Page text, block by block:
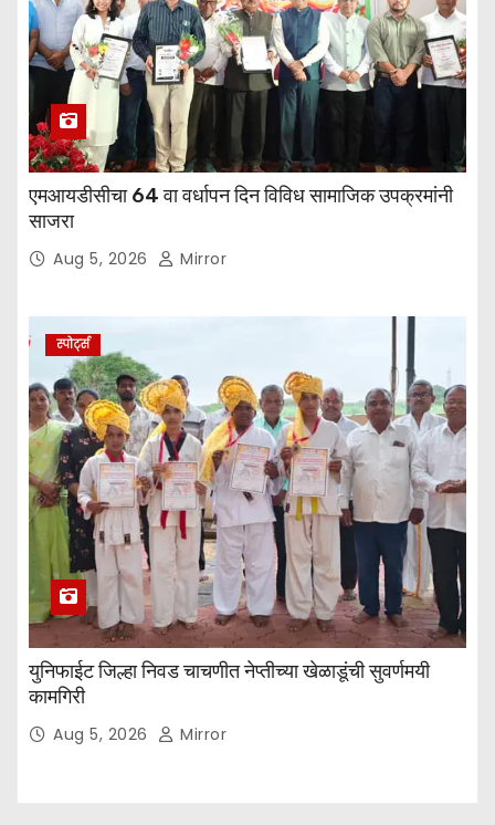
एमआयडीसीचा 64 वा वर्धापन दिन विविध सामाजिक उपक्रमांनी
साजरा
Aug 5, 2026 Mirror
स्पोर्ट्स
युनिफाईट जिल्हा निवड चाचणीत नेप्तीच्या खेळाडूंची सुवर्णमयी
कामगिरी
Aug 5, 2026 Mirror